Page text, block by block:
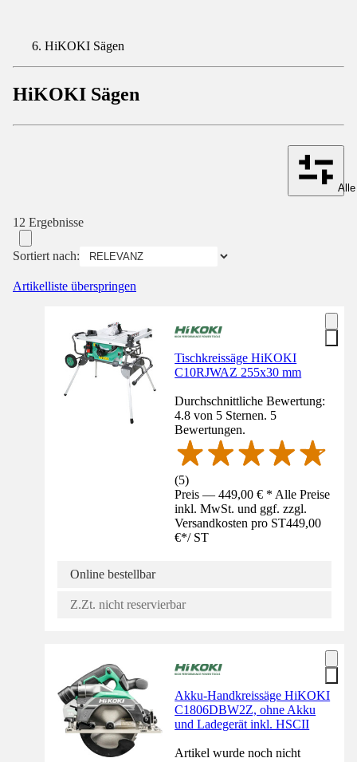
HiKOKI Sägen
HiKOKI Sägen
12 Ergebnisse
Sortiert nach:
Artikelliste überspringen
Tischkreissäge HiKOKI
C10RJWAZ 255x30 mm
Durchschnittliche Bewertung:
4.8 von 5 Sternen. 5
Bewertungen.
(5)
Preis — 449,00 € * Alle Preise
inkl. MwSt. und ggf. zzgl.
Versandkosten pro ST449,00
€*/ ST
Online bestellbar
Z.Zt. nicht reservierbar
Akku-Handkreissäge HiKOKI
C1806DBW2Z, ohne Akku
und Ladegerät inkl. HSCII
Artikel wurde noch nicht